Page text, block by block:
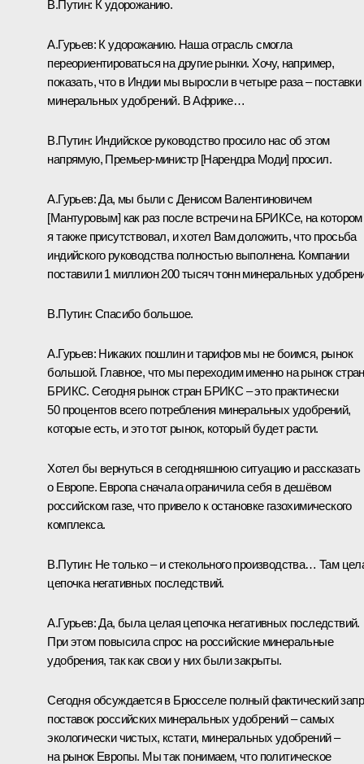
В.Путин: К удорожанию.
А.Гурьев: К удорожанию. Наша отрасль смогла
переориентироваться на другие рынки. Хочу, например,
показать, что в Индии мы выросли в четыре раза – поставки
минеральных удобрений. В Африке…
В.Путин: Индийское руководство просило нас об этом
напрямую, Премьер-министр [Нарендра Моди] просил.
А.Гурьев:Да, мы были с Денисом Валентиновичем
[Мантуровым] как раз после встречи на БРИКСе, на котором
я также присутствовал, и хотел Вам доложить, что просьба
индийского руководства полностью выполнена. Компании
поставили 1 миллион 200 тысяч тонн минеральных
В.Путин: Спасибо большое.
А.Гурьев: Никаких пошлин и тарифов мы не боимся, рынок
большой. Главное, что мы переходим именно на рынок стран
БРИКС. Сегодня рынок стран БРИКС – это практически
50 процентов всего потребления минеральных удобрений,
которые есть, и это тот рынок, который будет расти.
Хотел бы вернуться в сегодняшнюю ситуацию и рассказать
о Европе. Европа сначала ограничила себя в дешёвом
российском газе, что привело к остановке газохимического
комплекса.
В.Путин: Не только – и стекольного производства… Там
цепочка негативных последствий.
А.Гурьев:Да, была целая цепочка негативных последствий.
При этом повысила спрос на российские минеральные
удобрения, так как свои у них были закрыты.
Сегодня обсуждается в Брюсселе полный фактический
поставок российских минеральных удобрений – самых
экологически чистых, кстати, минеральных удобрений –
на рынок Европы. Мы так понимаем, что политическое